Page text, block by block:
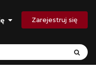
Zarejestruj się